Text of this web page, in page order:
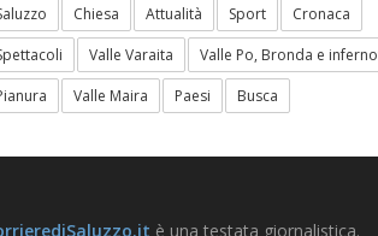
Chiesa Attualità Sport
Cronaca
Valle Varaita
Valle Po, Bronda e
Valle Maira Paesi Busca
è una testata giornalistica.